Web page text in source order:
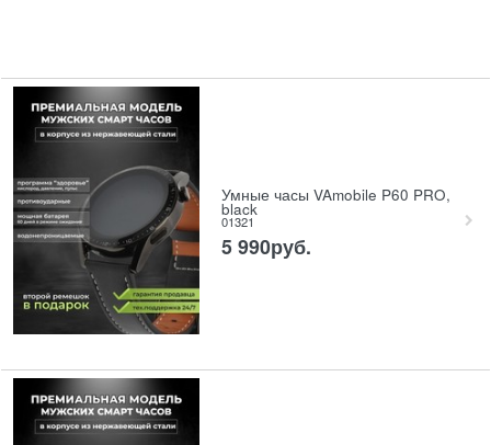
Умные часы VAmobile P60 PRO,
black
01321
5 990руб.